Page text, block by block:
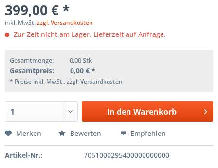
399,00 € *
inkl. MwSt.zzgl. Versandkosten
Zur Zeit nicht am Lager. Lieferzeit auf Anfrage.
Gesamtmenge: 0,00Stk
Gesamtpreis: 0,00 € *
* Preise inkl. MwSt., zzgl. Versandkosten
In den Warenkorb
Merken Bewerten Empfehlen
Artikel-Nr.: 7051000295400000000000